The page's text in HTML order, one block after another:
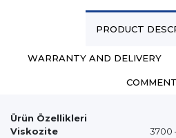
PRODUCT
WARRANTY AND DELIVERY
Ürün Özellikleri
Viskozite
3700